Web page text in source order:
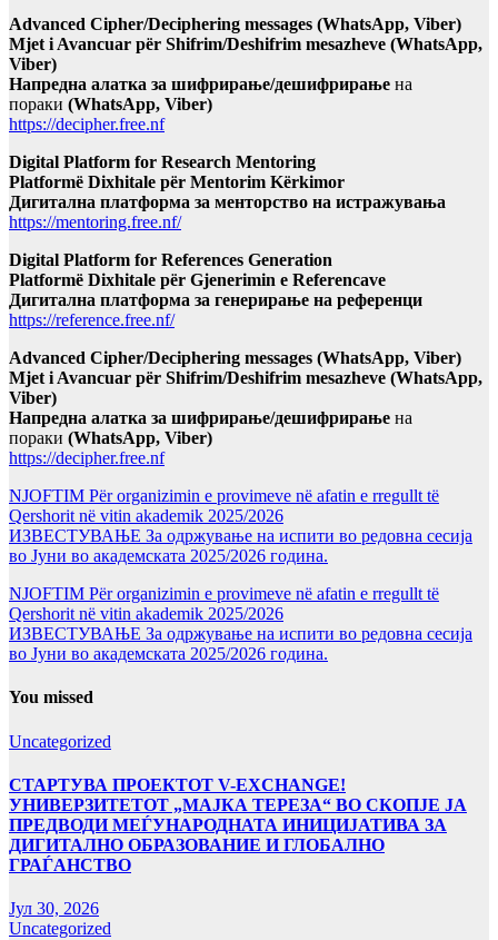
Advanced Cipher/Deciphering messages (WhatsApp, Viber)
Mjet i Avancuar për Shifrim/Deshifrim mesazheve (WhatsApp,
Viber)
Напредна алатка за шифрирање/дешифрирање на
пораки (WhatsApp, Viber)
https://decipher.free.nf
Digital Platform for Research Mentoring
Platformë Dixhitale për Mentorim Kërkimor
Дигитална платформа за менторство на истражувања
https://mentoring.free.nf/
Digital Platform for References Generation
Platformë Dixhitale për Gjenerimin e Referencave
Дигитална платформа за генерирање на референци
https://reference.free.nf/
Advanced Cipher/Deciphering messages (WhatsApp, Viber)
Mjet i Avancuar për Shifrim/Deshifrim mesazheve (WhatsApp,
Viber)
Напредна алатка за шифрирање/дешифрирање на
пораки (WhatsApp, Viber)
https://decipher.free.nf
NJOFTIM Për organizimin e provimeve në afatin e rregullt të
Qershorit në vitin akademik 2025/2026
ИЗВЕСТУВАЊЕ За одржување на испити во редовна сесија
во Јуни во академската 2025/2026 година.
NJOFTIM Për organizimin e provimeve në afatin e rregullt të
Qershorit në vitin akademik 2025/2026
ИЗВЕСТУВАЊЕ За одржување на испити во редовна сесија
во Јуни во академската 2025/2026 година.
You missed
Uncategorized
СТАРТУВА ПРОЕКТОТ V-EXCHANGE!
УНИВЕРЗИТЕТОТ „МАЈКА ТЕРЕЗА“ ВО СКОПЈЕ ЈА
ПРЕДВОДИ МЕЃУНАРОДНАТА ИНИЦИЈАТИВА ЗА
ДИГИТАЛНО ОБРАЗОВАНИЕ И ГЛОБАЛНО
ГРАЃАНСТВО
Јул 30, 2026
Uncategorized